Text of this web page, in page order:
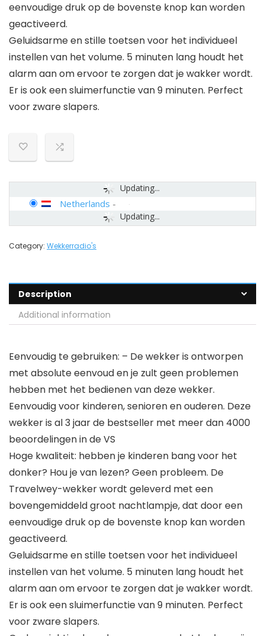
eenvoudige druk op de bovenste knop kan worden
geactiveerd.
Geluidsarme en stille toetsen voor het individueel
instellen van het volume. 5 minuten lang houdt het
alarm aan om ervoor te zorgen dat je wakker wordt.
Er is ook een sluimerfunctie van 9 minuten. Perfect
voor zware slapers.
Updating...
Updating...
Netherlands -
Category: Wekkerradio's
Description
Additional information
Eenvoudig te gebruiken: – De wekker is ontworpen
met absolute eenvoud en je zult geen problemen
hebben met het bedienen van deze wekker.
Eenvoudig voor kinderen, senioren en ouderen. Deze
wekker is al 3 jaar de bestseller met meer dan 4000
beoordelingen in de VS
Hoge kwaliteit: hebben je kinderen bang voor het
donker? Hou je van lezen? Geen probleem. De
Travelwey-wekker wordt geleverd met een
bovengemiddeld groot nachtlampje, dat door een
eenvoudige druk op de bovenste knop kan worden
geactiveerd.
Geluidsarme en stille toetsen voor het individueel
instellen van het volume. 5 minuten lang houdt het
alarm aan om ervoor te zorgen dat je wakker wordt.
Er is ook een sluimerfunctie van 9 minuten. Perfect
voor zware slapers.